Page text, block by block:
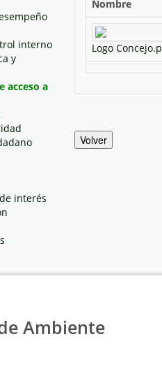
interno
y
acceso a
interés
Nombre
Logo
Volver
Ambiente